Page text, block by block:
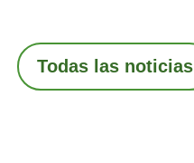
Todas las noticias